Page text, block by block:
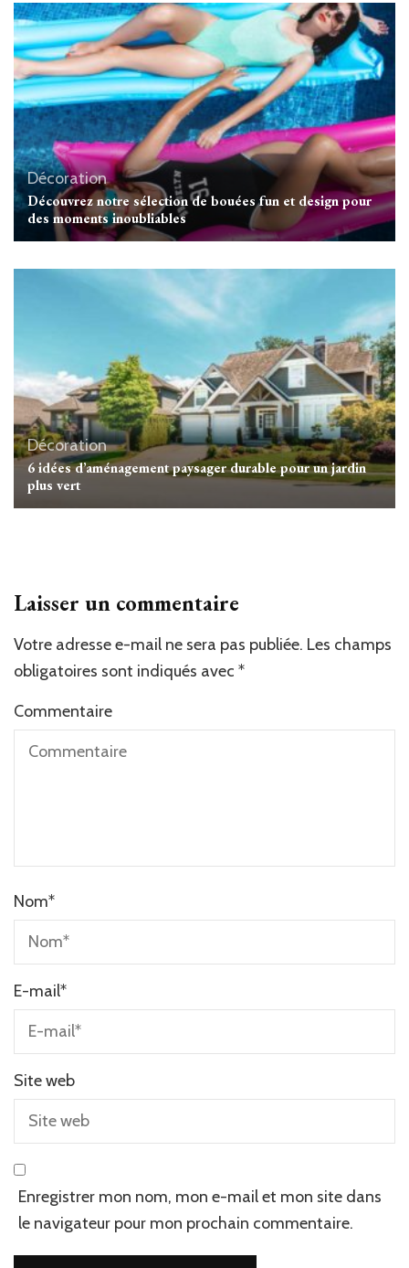
Décoration
Découvrez notre sélection de bouées fun et design pour
des moments inoubliables
Décoration
6 idées d’aménagement paysager durable pour un jardin
plus vert
Laisser un commentaire
Votre adresse e-mail ne sera pas publiée. Les champs
obligatoires sont indiqués avec *
Commentaire
Nom*
E-mail*
Site web
Enregistrer mon nom, mon e-mail et mon site dans
le navigateur pour mon prochain commentaire.